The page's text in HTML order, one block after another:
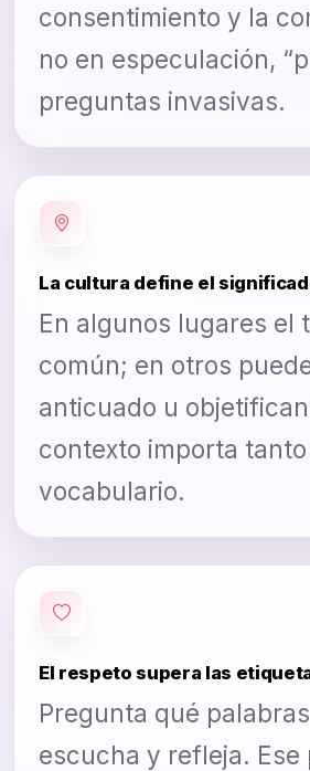
consentimiento y la
no en especulación,
preguntas invasivas.
La cultura define el
En algunos lugares el
común; en otros
anticuado u
contexto importa
vocabulario.
El respeto supera las
Pregunta qué
escucha y refleja. Ese